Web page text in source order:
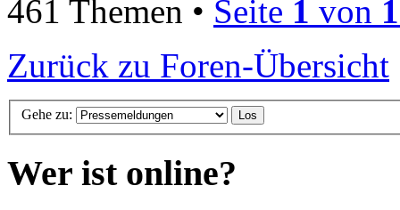
461 Themen • Seite 1 von
Zurück zu Foren-Übersicht
Gehe zu:
Wer ist online?